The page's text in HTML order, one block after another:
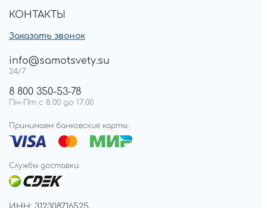
КОНТАКТЫ
Заказать звонок
info@samotsvety.su
24/7
8 800 350-53-78
Пн-Пт с 8:00 до 17:00
Принимаем банковские карты:
Службы доставки: